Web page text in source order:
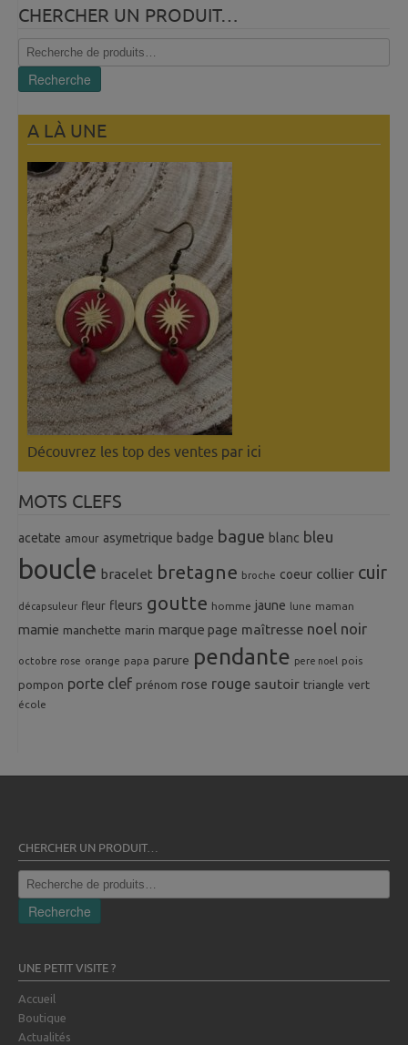
CHERCHER UN PRODUIT…
Recherche
pour :
Recherche
A LÀ UNE
Découvrez les top des ventes par ici
MOTS CLEFS
acetate amour asymetrique badge bague blanc bleu
boucle bracelet bretagne broche coeur collier cuir
décapsuleur fleur fleurs goutte homme jaune lune maman
mamie manchette marin marque page maîtresse noel noir
octobre rose orange papa parure pendante pere noel pois
pompon porte clef prénom rose rouge sautoir triangle vert
école
CHERCHER UN PRODUIT…
Recherche
pour :
Recherche
UNE PETIT VISITE ?
Accueil
Boutique
Actualités